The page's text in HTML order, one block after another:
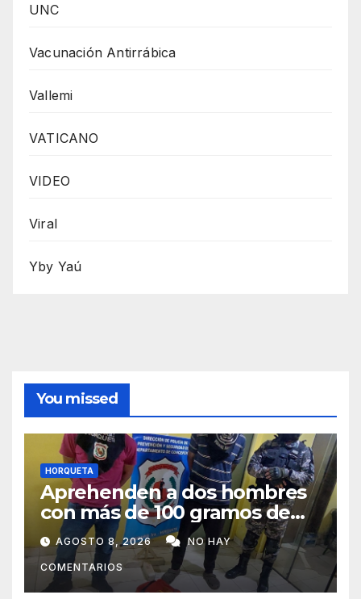
UNC
Vacunación Antirrábica
Vallemi
VATICANO
VIDEO
Viral
Yby Yaú
You missed
HORQUETA
Aprehenden a dos hombres
con más de 100 gramos de
supuesta marihuana en
Horqueta
AGOSTO 8, 2026 NO HAY
COMENTARIOS